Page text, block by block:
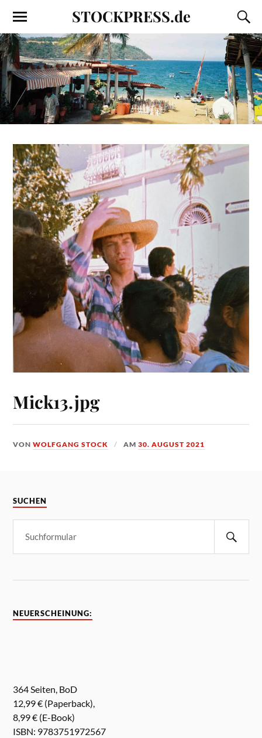
STOCKPRESS.de
Mick13.jpg
VONWOLFGANG STOCK AM30. AUGUST 2021
SUCHEN
NEUERSCHEINUNG:
364 Seiten, BoD
12,99 € (Paperback),
8,99 € (E-Book)
ISBN: 9783751972567